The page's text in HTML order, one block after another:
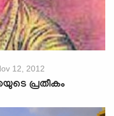
12, 2012
പ്രതീകം